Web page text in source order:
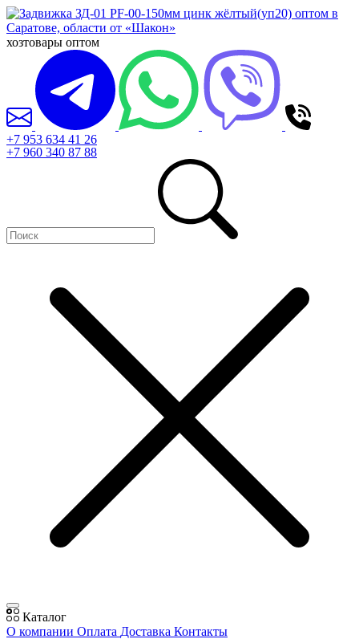
хозтовары оптом
+7 953 634 41 26
+7 960 340 87 88
Каталог
О компании Оплата Доставка Контакты